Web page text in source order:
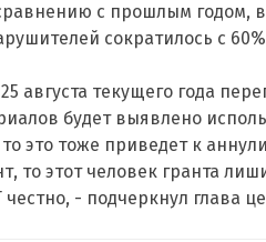
с прошлым годом,
сократилось с
августа текущего года
будет выявлено
это тоже приведет к
то этот человек гранта
- подчеркнул глава